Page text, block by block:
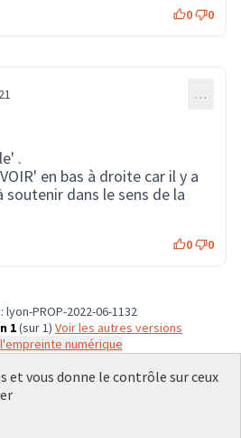
0 0
…
.
en bas à droite car il y a
soutenir dans le sens de la
0 0
PROP-2022-06-1132
1(sur 1)
voir les autres versions
l'empreinte numérique
et vous donne le contrôle sur ceux